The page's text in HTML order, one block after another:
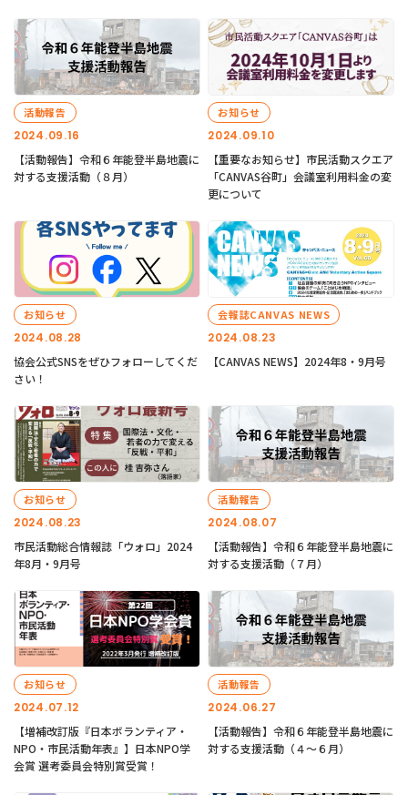
2024.09.16
活動報告
【活動報告】令和６年能登半島地震に
対する支援活動（８月）
2024.09.10
お知らせ
【重要なお知らせ】市民活動スクエア
「CANVAS谷町」会議室利用料金の変
更について
2024.08.28
お知らせ
協会公式SNSをぜひフォローしてくだ
さい！
2024.08.23
会報誌CANVAS NEWS
【CANVAS NEWS】2024年8・9月号
2024.08.23
お知らせ
市民活動総合情報誌「ウォロ」2024
年8月・9月号
2024.08.07
活動報告
【活動報告】令和６年能登半島地震に
対する支援活動（７月）
2024.07.12
お知らせ
【増補改訂版『日本ボランティア・
NPO・市民活動年表』】日本NPO学
会賞 選考委員会特別賞受賞！
2024.06.27
活動報告
【活動報告】令和６年能登半島地震に
対する支援活動（４〜６月）